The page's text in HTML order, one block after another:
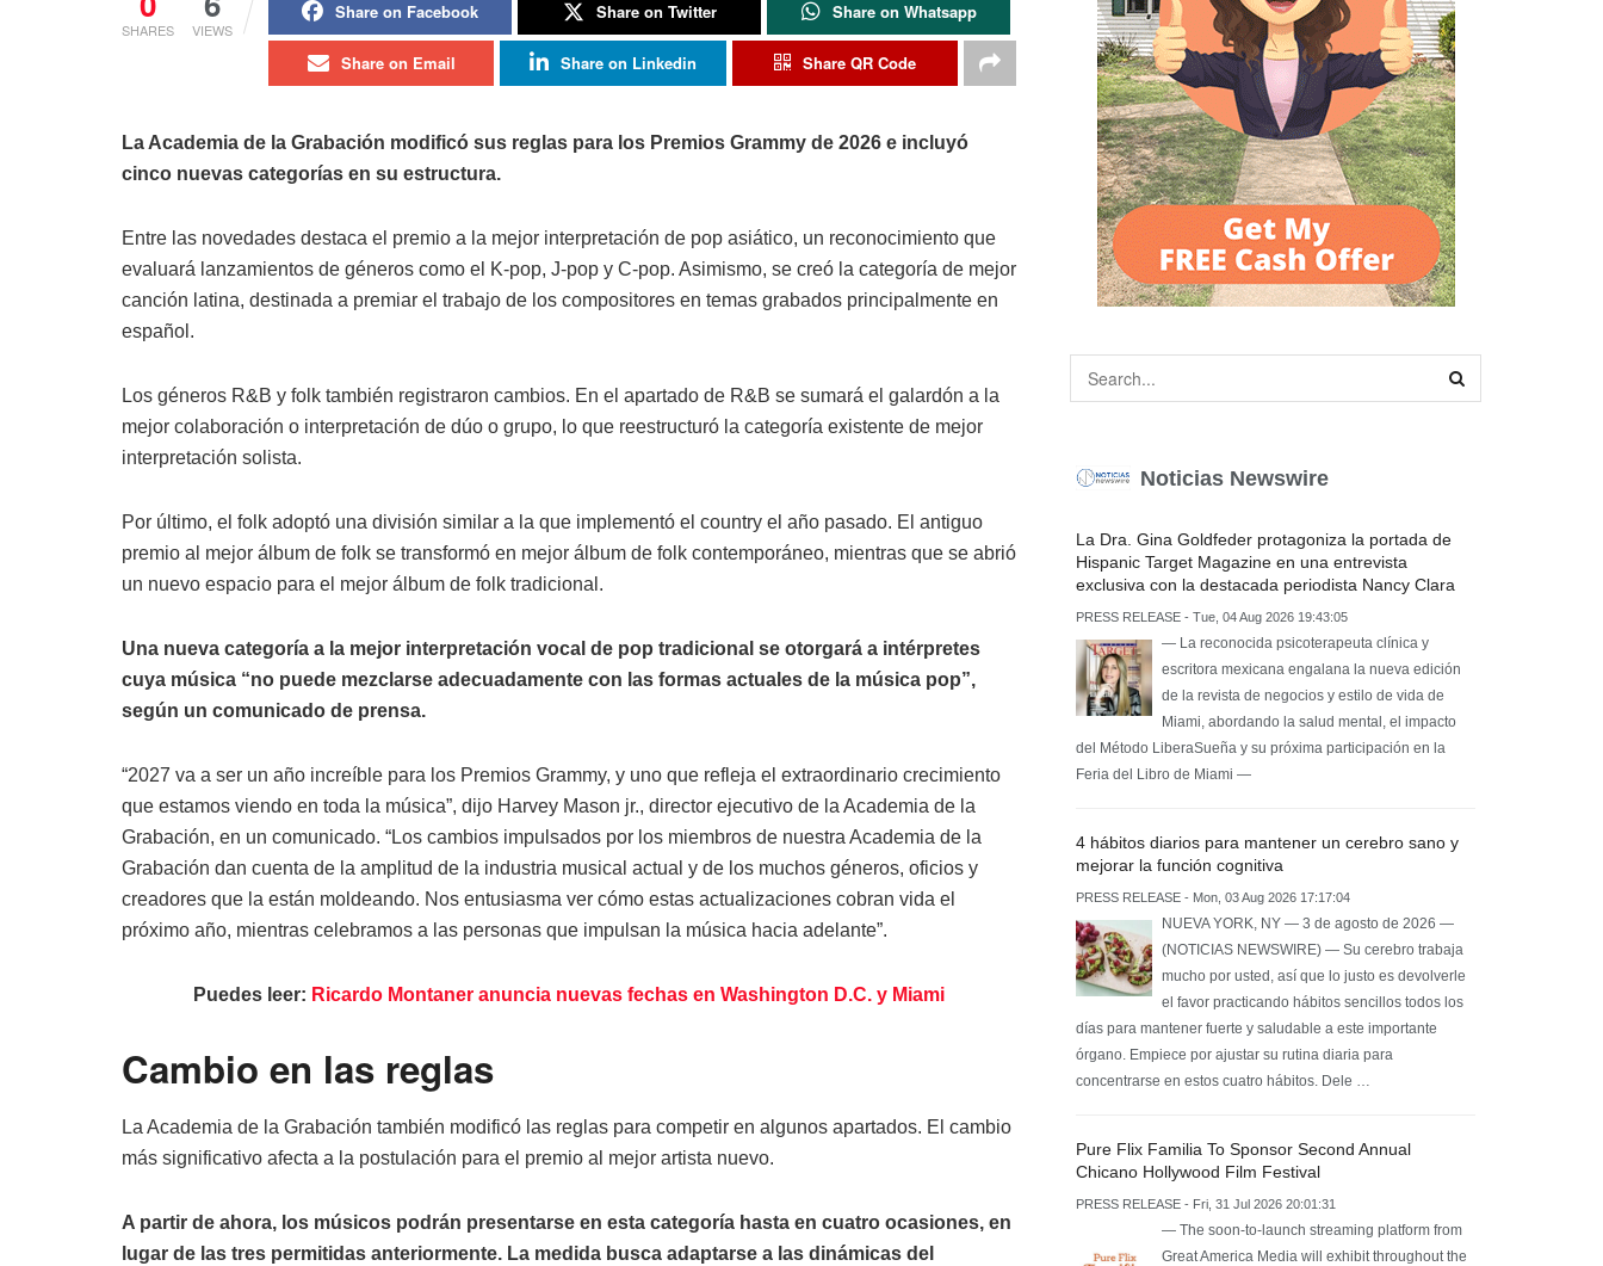
SHARES VIEWS
Share on Facebook Share on Twitter Share on Whatsapp
Share on Email Share on Linkedin Share QR Code
La Academia de la Grabación modificó sus reglas para los Premios Grammy de 2026 e incluyó
cinco nuevas categorías en su estructura.
Entre las novedades destaca el premio a la mejor interpretación de pop asiático, un reconocimiento que
evaluará lanzamientos de géneros como el K-pop, J-pop y C-pop. Asimismo, se creó la categoría de mejor
canción latina, destinada a premiar el trabajo de los compositores en temas grabados principalmente en
español.
Los géneros R&B y folk también registraron cambios. En el apartado de R&B se sumará el galardón a la
mejor colaboración o interpretación de dúo o grupo, lo que reestructuró la categoría existente de mejor
interpretación solista.
Por último, el folk adoptó una división similar a la que implementó el country el año pasado. El antiguo
premio al mejor álbum de folk se transformó en mejor álbum de folk contemporáneo, mientras que se abrió
un nuevo espacio para el mejor álbum de folk tradicional.
Una nueva categoría a la mejor interpretación vocal de pop tradicional se otorgará a intérpretes
cuya música “no puede mezclarse adecuadamente con las formas actuales de la música pop”,
según un comunicado de prensa.
“2027 va a ser un año increíble para los Premios Grammy, y uno que refleja el extraordinario crecimiento
que estamos viendo en toda la música”, dijo Harvey Mason jr., director ejecutivo de la Academia de la
Grabación, en un comunicado. “Los cambios impulsados por los miembros de nuestra Academia de la
Grabación dan cuenta de la amplitud de la industria musical actual y de los muchos géneros, oficios y
creadores que la están moldeando. Nos entusiasma ver cómo estas actualizaciones cobran vida el
próximo año, mientras celebramos a las personas que impulsan la música hacia adelante”.
Puedes leer: Ricardo Montaner anuncia nuevas fechas en Washington D.C. y Miami
Cambio en las reglas
La Academia de la Grabación también modificó las reglas para competir en algunos apartados. El cambio
más significativo afecta a la postulación para el premio al mejor artista nuevo.
A partir de ahora, los músicos podrán presentarse en esta categoría hasta en cuatro ocasiones, en
lugar de las tres permitidas anteriormente. La medida busca adaptarse a las dinámicas del
Noticias Newswire
La Dra. Gina Goldfeder protagoniza la portada de
Hispanic Target Magazine en una entrevista
exclusiva con la destacada periodista Nancy Clara
PRESS RELEASE - Tue, 04 Aug 2026 19:43:05
— La reconocida psicoterapeuta clínica y
escritora mexicana engalana la nueva edición
de la revista de negocios y estilo de vida de
Miami, abordando la salud mental, el impacto
del Método LiberaSueña y su próxima participación en la
Feria del Libro de Miami —
4 hábitos diarios para mantener un cerebro sano y
mejorar la función cognitiva
PRESS RELEASE - Mon, 03 Aug 2026 17:17:04
NUEVA YORK, NY — 3 de agosto de 2026 —
(NOTICIAS NEWSWIRE) — Su cerebro trabaja
mucho por usted, así que lo justo es devolverle
el favor practicando hábitos sencillos todos los
días para mantener fuerte y saludable a este importante
órgano. Empiece por ajustar su rutina diaria para
concentrarse en estos cuatro hábitos. Dele …
Pure Flix Familia To Sponsor Second Annual
Chicano Hollywood Film Festival
PRESS RELEASE - Fri, 31 Jul 2026 20:01:31
— The soon-to-launch streaming platform from
Great America Media will exhibit throughout the